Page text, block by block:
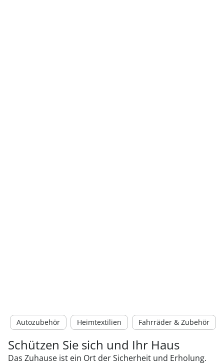
Autozubehör Heimtextilien Fahrräder & Zubehör
Schützen Sie sich und Ihr Haus
Das Zuhause ist ein Ort der Sicherheit und Erholung.